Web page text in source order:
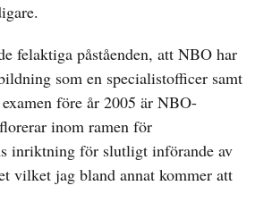
felaktiga påståenden, att NBO har
som en specialistofficer samt
före år 2005 är NBO-
inom ramen för
inriktning för slutligt införande av
vilket jag bland annat kommer att